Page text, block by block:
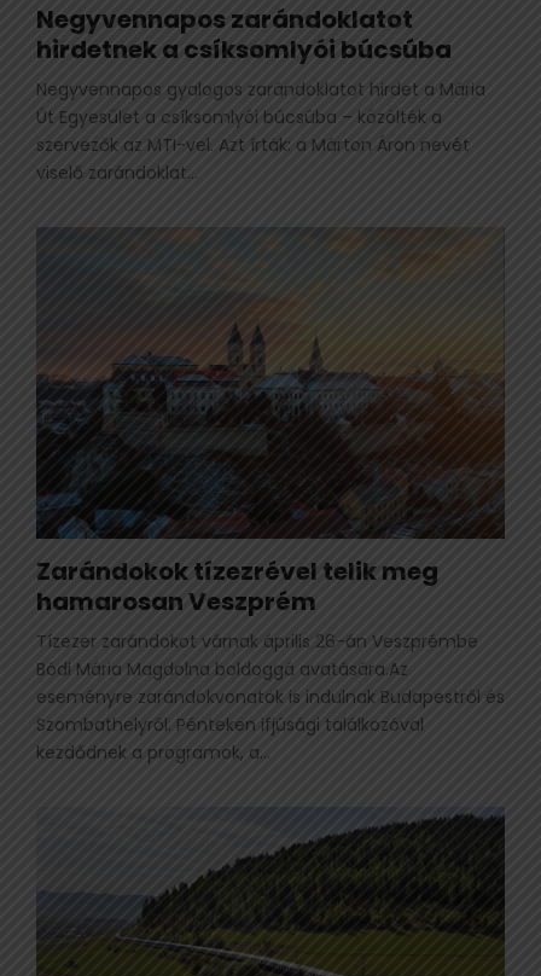
Negyvennapos zarándoklatot
hirdetnek a csíksomlyói búcsúba
Negyvennapos gyalogos zarándoklatot hirdet a Mária
Út Egyesület a csíksomlyói búcsúba – közölték a
szervezők az MTI-vel. Azt írták: a Márton Áron nevét
viselő zarándoklat...
Zarándokok tízezrével telik meg
hamarosan Veszprém
Tízezer zarándokot várnak április 26-án Veszprémbe
Bódi Mária Magdolna boldoggá avatására.Az
eseményre zarándokvonatok is indulnak Budapestről és
Szombathelyről. Pénteken ifjúsági találkozóval
kezdődnek a programok, a...